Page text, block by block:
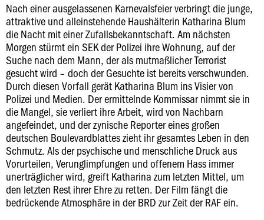
Nach einer ausgelassenen Karnevalsfeier verbringt die junge,
attraktive und alleinstehende Haushälterin Katharina Blum
die Nacht mit einer Zufallsbekanntschaft. Am nächsten
Morgen stürmt ein SEK der Polizei ihre Wohnung, auf der
Suche nach dem Mann, der als mutmaßlicher Terrorist
gesucht wird – doch der Gesuchte ist bereits verschwunden.
Durch diesen Vorfall gerät Katharina Blum ins Visier von
Polizei und Medien. Der ermittelnde Kommissar nimmt sie in
die Mangel, sie verliert ihre Arbeit, wird von Nachbarn
angefeindet, und der zynische Reporter eines großen
deutschen Boulevardblattes zieht ihr gesamtes Leben in den
Schmutz. Als der psychische und menschliche Druck aus
Vorurteilen, Verunglimpfungen und offenem Hass immer
unerträglicher wird, greift Katharina zum letzten Mittel, um
den letzten Rest ihrer Ehre zu retten. Der Film fängt die
bedrückende Atmosphäre in der BRD zur Zeit der RAF ein.